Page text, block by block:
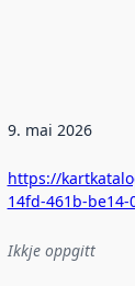
9. mai 2026
https://
14fd-461b-be14-
Ikkje oppgitt